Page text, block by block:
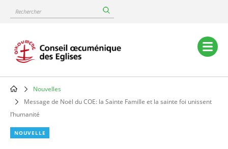
content
Rechercher
Main
navigation
Breadcrumb
Nouvelles
Message de Noël du COE: la Sainte Famille et la sainte foi unissent
l’humanité
NOUVELLE